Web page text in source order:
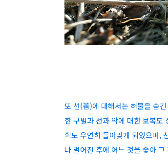
또 선(善)에 대해서는 허물을 숨
한 구별과 선과 악에 대한 보복도
획도 우연히 들어맞게 되었으며,
나 멀어진 후에 어느 것을 좇아